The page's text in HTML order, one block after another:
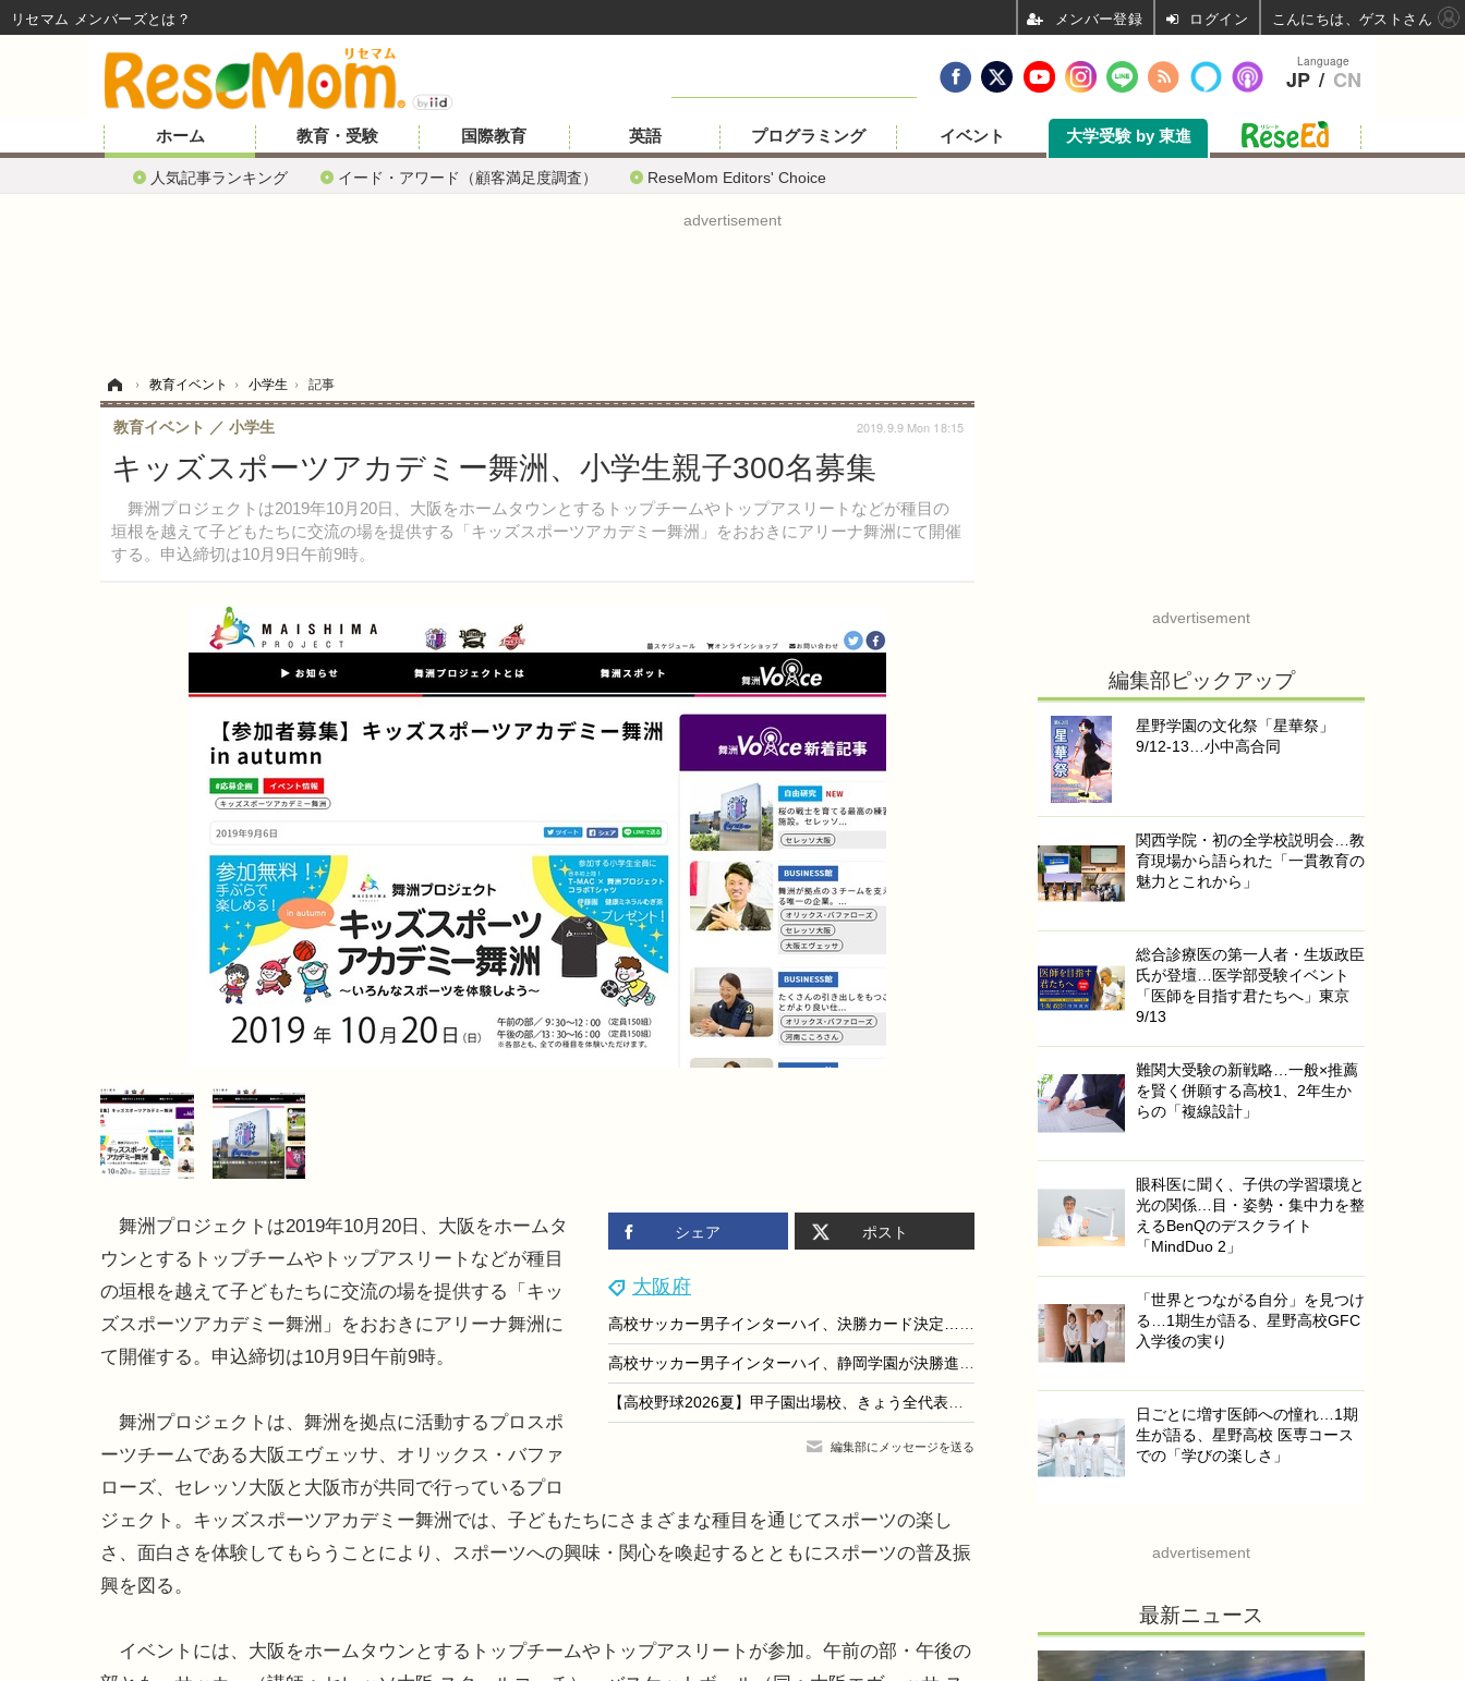
ホーム
人気記事ランキング イード・アワード（顧客満足度調査） ReseMom Editors' Choice
教育・受験 国際教育 英語 プログラミング イベント 大学受験 by 東進
advertisement
› 教育イベント › 小学生 › 記事
キッズスポーツアカデミー舞洲、小学生親子300名募集
舞洲プロジェクトは2019年10月20日、大阪をホームタウンとするトップチームやトップアスリートなどが種目の
垣根を越えて子どもたちに交流の場を提供する「キッズスポーツアカデミー舞洲」をおおきにアリーナ舞洲にて開催
する。申込締切は10月9日午前9時。
教育イベント 小学生 2019.9.9 Mon 18:15
シェア ポスト
大阪府
高校サッカー男子インターハイ、決勝カード決定…静岡学園と近大附属が初Vへ
高校サッカー男子インターハイ、静岡学園が決勝進出…残る1枠は午後決定
【高校野球2026夏】甲子園出場校、きょう全代表出そろう
編集部にメッセージを送る
舞洲プロジェクトは2019年10月20日、大阪をホームタ
ウンとするトップチームやトップアスリートなどが種目
の垣根を越えて子どもたちに交流の場を提供する「キッ
ズスポーツアカデミー舞洲」をおおきにアリーナ舞洲に
て開催する。申込締切は10月9日午前9時。
舞洲プロジェクトは、舞洲を拠点に活動するプロスポ
ーツチームである大阪エヴェッサ、オリックス・バファ
ローズ、セレッソ大阪と大阪市が共同で行っているプロ
ジェクト。キッズスポーツアカデミー舞洲では、子どもたちにさまざまな種目を通じてスポーツの楽し
さ、面白さを体験してもらうことにより、スポーツへの興味・関心を喚起するとともにスポーツの普及振
興を図る。
イベントには、大阪をホームタウンとするトップチームやトップアスリートが参加。午前の部・午後の
advertisement
編集部ピックアップ
星野学園の文化祭「星華祭」
9/12-13…小中高合同
関西学院・初の全学校説明会…教
育現場から語られた「一貫教育の
魅力とこれから」
総合診療医の第一人者・生坂政臣
氏が登壇…医学部受験イベント
「医師を目指す君たちへ」東京
9/13
難関大受験の新戦略…一般×推薦
を賢く併願する高校1、2年生か
らの「複線設計」
眼科医に聞く、子供の学習環境と
光の関係…目・姿勢・集中力を整
えるBenQのデスクライト
「MindDuo 2」
「世界とつながる自分」を見つけ
る…1期生が語る、星野高校GFC
入学後の実り
日ごとに増す医師への憧れ…1期
生が語る、星野高校 医専コース
での「学びの楽しさ」
advertisement
最新ニュース
Language
JP / CN
リセマム メンバーズ ログイン こんにちは、ゲストさん